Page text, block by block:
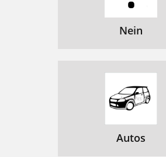
Nein
Autos